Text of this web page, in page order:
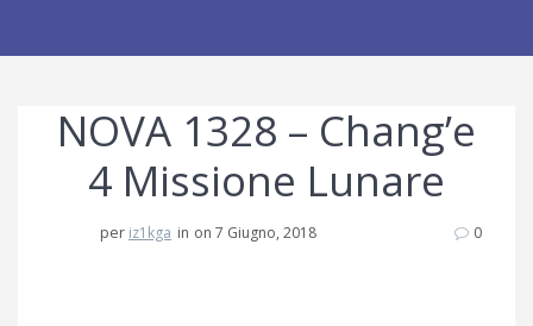
NOVA 1328 – Chang’e
4 Missione Lunare
per iz1kga in on 7 Giugno, 2018 0